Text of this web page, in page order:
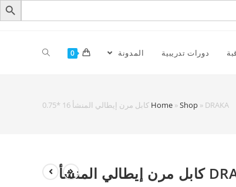
دورات تدريبية المدونة 0
Home »Shop » DRAKA كابل مرن إيطالي المنشأ 16 *0.75
DRAKA كابل مرن إيطالي المنشأ